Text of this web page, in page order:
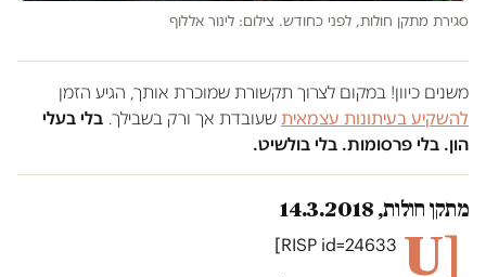
סגירת מתקן חולות, לפני כחודש. צילום: לינור אללוף
משנים כיוון! במקום לצרוך תקשורת שמוכרת אותך, הגיע הזמן
להשקיע בעיתונות עצמאית שעובדת אך ורק בשבילך. בלי בעלי
הון. בלי פרסומות. בלי בולשיט.
מתקן חולות, 14.3.2018
[U
RISP id=24633]